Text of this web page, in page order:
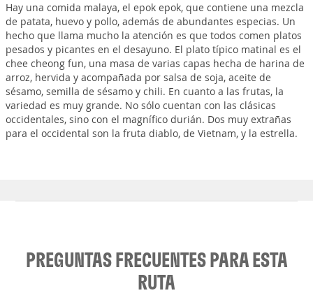
Hay una comida malaya, el epok epok, que contiene una mezcla
de patata, huevo y pollo, además de abundantes especias. Un
hecho que llama mucho la atención es que todos comen platos
pesados y picantes en el desayuno. El plato típico matinal es el
chee cheong fun, una masa de varias capas hecha de harina de
arroz, hervida y acompañada por salsa de soja, aceite de
sésamo, semilla de sésamo y chili. En cuanto a las frutas, la
variedad es muy grande. No sólo cuentan con las clásicas
occidentales, sino con el magnífico durián. Dos muy extrañas
para el occidental son la fruta diablo, de Vietnam, y la estrella.
PREGUNTAS FRECUENTES PARA ESTA
RUTA